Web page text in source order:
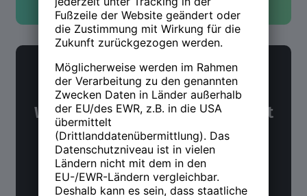
NWX Newsletter
Was Du über Arbeit und Zukunft
wissen möchtest. Alle 14 Tage.
Jetzt anmelden